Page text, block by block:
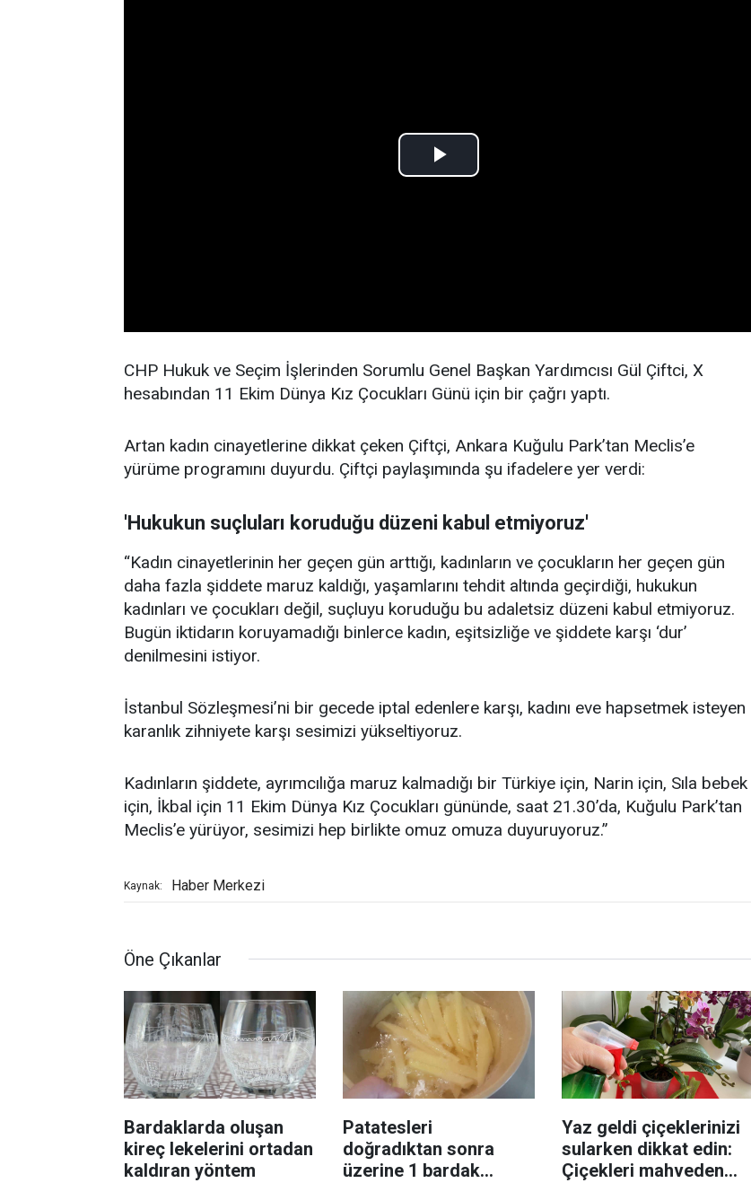
CHP Hukuk ve Seçim İşlerinden Sorumlu Genel Başkan Yardımcısı Gül Çiftci, X
hesabından 11 Ekim Dünya Kız Çocukları Günü için bir çağrı yaptı.
Artan kadın cinayetlerine dikkat çeken Çiftçi, Ankara Kuğulu Park’tan Meclis’e
yürüme programını duyurdu. Çiftçi paylaşımında şu ifadelere yer verdi:
'Hukukun suçluları koruduğu düzeni kabul etmiyoruz'
“Kadın cinayetlerinin her geçen gün arttığı, kadınların ve çocukların her geçen gün
daha fazla şiddete maruz kaldığı, yaşamlarını tehdit altında geçirdiği, hukukun
kadınları ve çocukları değil, suçluyu koruduğu bu adaletsiz düzeni kabul etmiyoruz.
Bugün iktidarın koruyamadığı binlerce kadın, eşitsizliğe ve şiddete karşı ‘dur’
denilmesini istiyor.
İstanbul Sözleşmesi’ni bir gecede iptal edenlere karşı, kadını eve hapsetmek isteyen
karanlık zihniyete karşı sesimizi yükseltiyoruz.
Kadınların şiddete, ayrımcılığa maruz kalmadığı bir Türkiye için, Narin için, Sıla bebek
için, İkbal için 11 Ekim Dünya Kız Çocukları gününde, saat 21.30’da, Kuğulu Park’tan
Meclis’e yürüyor, sesimizi hep birlikte omuz omuza duyuruyoruz.”
Kaynak: Haber Merkezi
Öne Çıkanlar
Bardaklarda oluşan
kireç lekelerini ortadan
kaldıran yöntem
Patatesleri
doğradıktan sonra
üzerine 1 bardak
Yaz geldi çiçeklerinizi
sularken dikkat edin:
Çiçekleri mahveden